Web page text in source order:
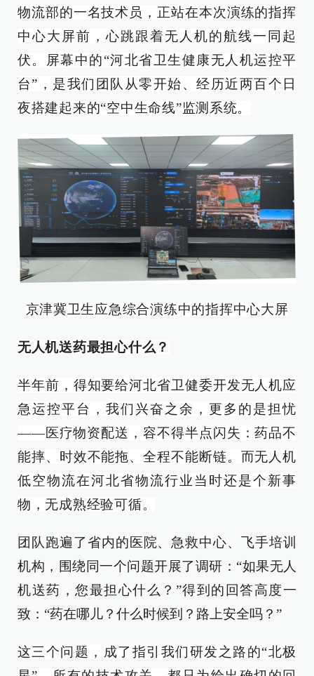
物流部的一名技术员，正站在本次演练的指挥
中心大屏前，心跳跟着无人机的航线一同起
伏。屏幕中的“河北省卫生健康无人机运控平
台”，是我们团队从零开始、经历近两百个日
夜搭建起来的“空中生命线”监测系统。
京津冀卫生应急综合演练中的指挥中心大屏
无人机送药最担心什么？
半年前，得知要给河北省卫健委开发无人机应
急运控平台，我们兴奋之余，更多的是担忧
——医疗物资配送，容不得半点闪失：药品不
能摔、时效不能拖、全程不能断链。而无人机
低空物流在河北省物流行业当时还是个新事
物，无成熟经验可循。
团队跑遍了省内的医院、急救中心、飞手培训
机构，围绕同一个问题开展了调研：“如果无人
机送药，您最担心什么？”得到的回答高度一
致：“药在哪儿？什么时候到？路上安全吗？”
这三个问题，成了指引我们研发之路的“北极